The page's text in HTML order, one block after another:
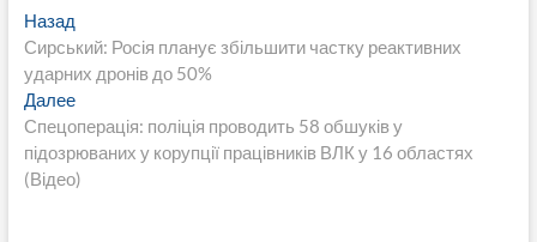
Навигация
по
записям
НазадПредыдущая
запись:
Сирський: Росія планує збільшити частку реактивних
ударних дронів до 50%
ДалееСледующая
запись:
Спецоперація: поліція проводить 58 обшуків у
підозрюваних у корупції працівників ВЛК у 16 областях
(Відео)